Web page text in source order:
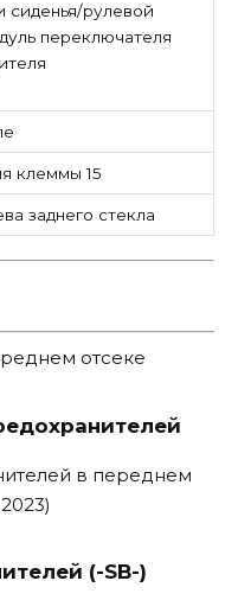
сиденья/рулевой
переключателя
клеммы 15
заднего стекла
отсеке
(-SB-)